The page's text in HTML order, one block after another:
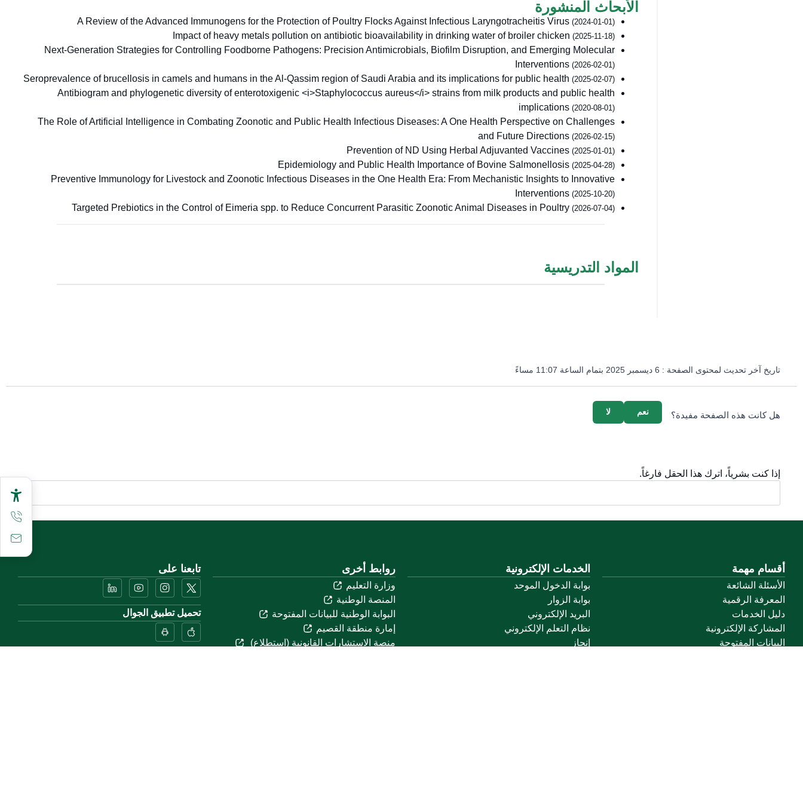
الأبحاث المنشورة
A Review of the Advanced Immunogens for the Protection of Poultry Flocks Against Infectious Laryngotracheitis Virus (2024-01-01)
Impact of heavy metals pollution on antibiotic bioavailability in drinking water of broiler chicken (2025-11-18)
Next-Generation Strategies for Controlling Foodborne Pathogens: Precision Antimicrobials, Biofilm Disruption, and Emerging Molecular
Interventions (2026-02-01)
Seroprevalence of brucellosis in camels and humans in the Al-Qassim region of Saudi Arabia and its implications for public health (2025-02-07)
Antibiogram and phylogenetic diversity of enterotoxigenic <i>Staphylococcus aureus</i> strains from milk products and public health
implications (2020-08-01)
The Role of Artificial Intelligence in Combating Zoonotic and Public Health Infectious Diseases: A One Health Perspective on Challenges
and Future Directions (2026-02-15)
Prevention of ND Using Herbal Adjuvanted Vaccines (2025-01-01)
Epidemiology and Public Health Importance of Bovine Salmonellosis (2025-04-28)
Preventive Immunology for Livestock and Zoonotic Infectious Diseases in the One Health Era: From Mechanistic Insights to Innovative
Interventions (2025-10-20)
Targeted Prebiotics in the Control of Eimeria spp. to Reduce Concurrent Parasitic Zoonotic Animal Diseases in Poultry (2026-07-04)
المواد التدريسية
تاريخ آخر تحديث لمحتوى الصفحة : 6 ديسمبر 2025 بتمام الساعة 11:07 مساءً
هل كانت هذه الصفحة مفيدة؟ لا نعم
إذا كنت بشرياً، اترك هذا الحقل فارغاً.
أقسام مهمة
الأسئلة الشائعة
المعرفة الرقمية
دليل الخدمات
المشاركة الإلكترونية
البيانات المفتوحة
الخدمات الإلكترونية
بوابة الدخول الموحد
بوابة الزوار
البريد الإلكتروني
نظام التعلم الإلكتروني
إنجاز
روابط أخرى
وزارة التعليم
المنصة الوطنية
البوابة الوطنية للبيانات المفتوحة
إمارة منطقة القصيم
منصة الاستشارات القانونية (استطلاع)
تابعنا على
تحميل تطبيق الجوال